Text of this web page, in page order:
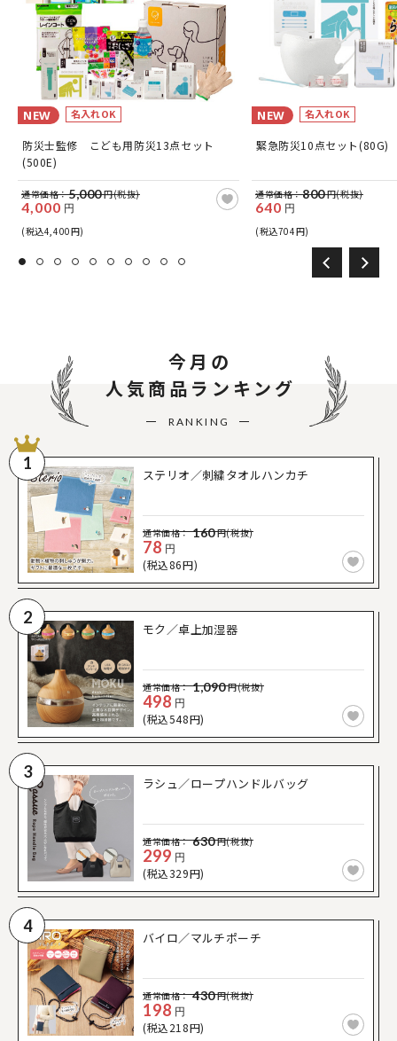
NEW 名入れOK
防災士監修 こども用防災13点セット
(500E)
通常価格：5,000円(税抜)
4,000 円
(税込4,400円)
NEW 名入れOK
緊急防災10点セット(80G)
通常価格：800円(税抜)
640 円
(税込704円)
今月の
人気商品ランキング
RANKING
1
ステリオ／刺繍タオルハンカチ
通常価格： 160円(税抜)
78 円
(税込86円)
2
モク／卓上加湿器
通常価格： 1,090円(税抜)
498 円
(税込548円)
3
ラシュ／ロープハンドルバッグ
通常価格： 630円(税抜)
299 円
(税込329円)
4
バイロ／マルチポーチ
通常価格： 430円(税抜)
198 円
(税込218円)